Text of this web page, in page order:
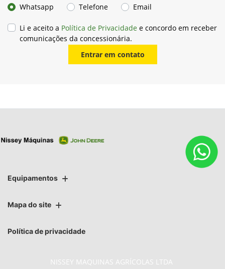
Whatsapp
Telefone Email
Li e aceito a Política de Privacidade e concordo em receber
comunicações da concessionária.
Entrar em contato
Equipamentos
Mapa do site
Política de privacidade
NISSEY MAQUINAS AGRÍCOLAS LTDA